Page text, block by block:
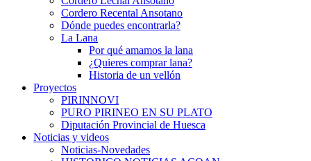
Cordero Recental Ansotano
Dónde puedes encontrarla?
La Lana
Por qué amamos la lana
¿Quieres comprar lana?
Historia de un vellón
Proyectos
PIRINNOVI
PURO PIRINEO EN SU PLATO
Diputación Provincial de Huesca
Noticias y videos
Noticias-Novedades